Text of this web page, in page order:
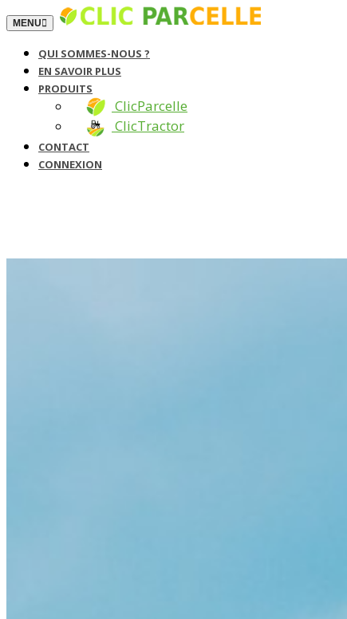
TOGGLE NAVIGATION
MENU
QUI SOMMES-NOUS ?
EN SAVOIR PLUS
PRODUITS
ClicParcelle
ClicTractor
CONTACT
CONNEXION